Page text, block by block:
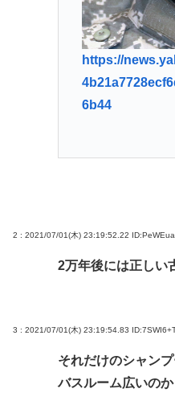
https://
6b44
2 : 2021/07/01(木) 23:19:52.22
2万年後には正しい
3 : 2021/07/01(木) 23:19:54.83
それだけのシャン
バスルーム広いのか